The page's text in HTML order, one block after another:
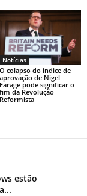
Notícias
O colapso do índice de
aprovação de Nigel
Farage pode significar o
fim da Revolução
Reformista
estão